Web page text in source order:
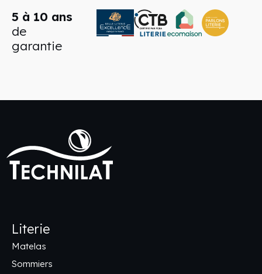
5 à 10 ans
de
garantie
Literie
Matelas
Sommiers